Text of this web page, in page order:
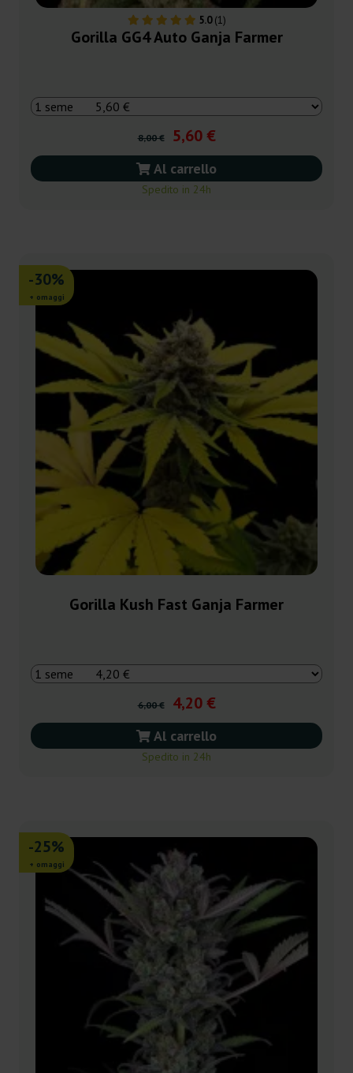
5.0(1)
Gorilla GG4 Auto Ganja Farmer
8,00 € 5,60 €
Al carrello
Spedito in 24h
-30%
+ omaggi
Gorilla Kush Fast Ganja Farmer
6,00 € 4,20 €
Al carrello
Spedito in 24h
-25%
+ omaggi